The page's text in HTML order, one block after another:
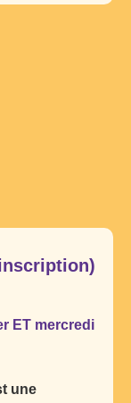
ET mercredi
une